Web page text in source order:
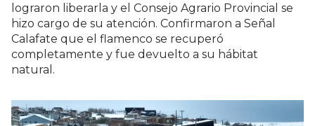
lograron liberarla y el Consejo Agrario Provincial se
hizo cargo de su atención. Confirmaron a Señal
Calafate que el flamenco se recuperó
completamente y fue devuelto a su hábitat
natural.